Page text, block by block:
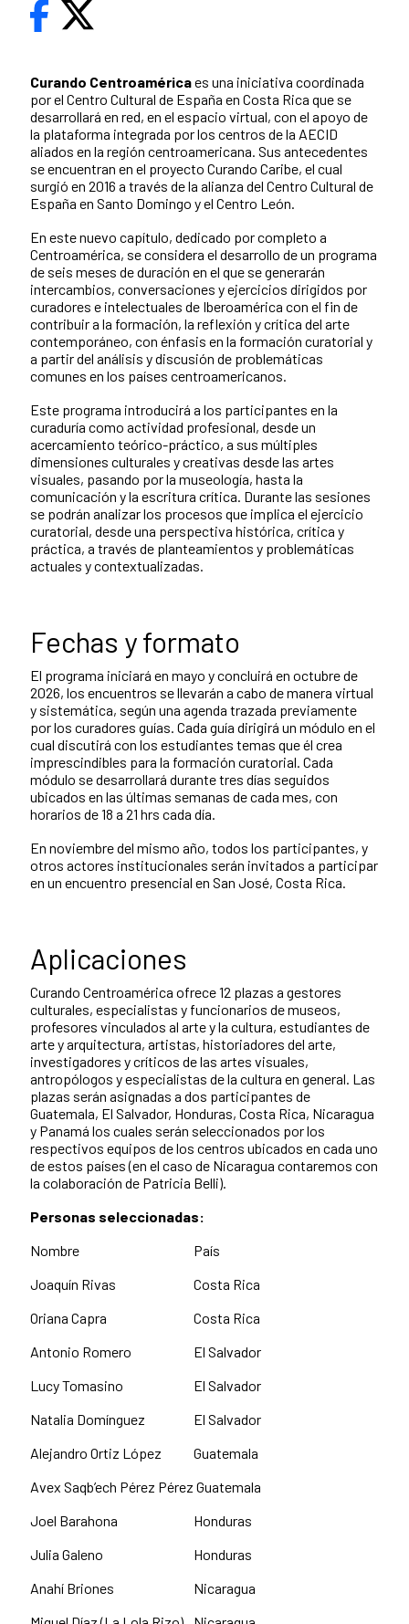
Curando Centroaméricaes una iniciativa coordinada
por el Centro Cultural de España en Costa Rica que se
desarrollará en red, en el espacio virtual, con el apoyo de
la plataforma integrada por los centros de la AECID
aliados en la región centroamericana. Sus antecedentes
se encuentran en el proyecto Curando Caribe, el cual
surgió en 2016 a través de la alianza del Centro Cultural de
España en Santo Domingo y el Centro León.
En este nuevo capítulo, dedicado por completo a
Centroamérica, se considera el desarrollo de un programa
de seis meses de duración en el que se generarán
intercambios, conversaciones y ejercicios dirigidos por
curadores e intelectuales de Iberoamérica con el fin de
contribuir a la formación, la reflexión y crítica del arte
contemporáneo, con énfasis en la formación curatorial y
a partir del análisis y discusión de problemáticas
comunes en los países centroamericanos.
Este programa introducirá a los participantes en la
curaduría como actividad profesional, desde un
acercamiento teórico-práctico, a sus múltiples
dimensiones culturales y creativas desde las artes
visuales, pasando por la museología, hasta la
comunicación y la escritura crítica. Durante las sesiones
se podrán analizar los procesos que implica el ejercicio
curatorial, desde una perspectiva histórica, crítica y
práctica, a través de planteamientos y problemáticas
actuales y contextualizadas.
Fechas y formato
El programa iniciará en mayo y concluirá en octubre de
2026, los encuentros se llevarán a cabo de manera virtual
y sistemática, según una agenda trazada previamente
por los curadores guías. Cada guía dirigirá un módulo en el
cual discutirá con los estudiantes temas que él crea
imprescindibles para la formación curatorial. Cada
módulo se desarrollará durante tres días seguidos
ubicados en las últimas semanas de cada mes, con
horarios de 18 a 21 hrs cada día.
En noviembre del mismo año, todos los participantes, y
otros actores institucionales serán invitados a participar
en un encuentro presencial en San José, Costa Rica.
Aplicaciones
Curando Centroamérica ofrece 12 plazas a gestores
culturales, especialistas y funcionarios de museos,
profesores vinculados al arte y la cultura, estudiantes de
arte y arquitectura, artistas, historiadores del arte,
investigadores y críticos de las artes visuales,
antropólogos y especialistas de la cultura en general. Las
plazas serán asignadas a dos participantes de
Guatemala, El Salvador, Honduras, Costa Rica, Nicaragua
y Panamá los cuales serán seleccionados por los
respectivos equipos de los centros ubicados en cada uno
de estos países (en el caso de Nicaragua contaremos con
la colaboración de Patricia Belli).
Personas seleccionadas:
Nombre
País
Joaquín Rivas
Costa Rica
Oriana Capra
Costa Rica
Antonio Romero
El Salvador
Lucy Tomasino
El Salvador
Natalia Domínguez
El Salvador
Alejandro Ortiz López
Guatemala
Avex Saqb’ech Pérez Pérez Guatemala
Joel Barahona
Honduras
Julia Galeno
Honduras
Anahí Briones
Nicaragua